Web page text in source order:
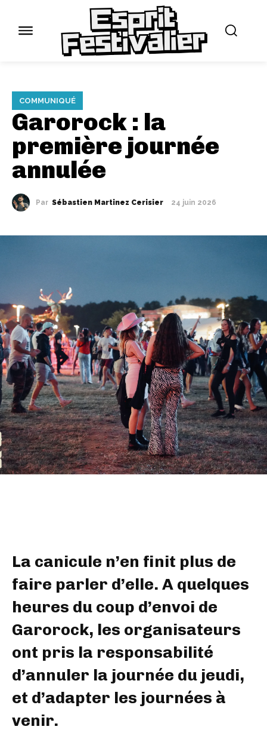
COMMUNIQUÉ
Garorock : la
première journée
annulée
Par Sébastien Martinez Cerisier 24 juin 2026
La canicule n’en finit plus de
faire parler d’elle. A quelques
heures du coup d’envoi de
Garorock, les organisateurs
ont pris la responsabilité
d’annuler la journée du jeudi,
et d’adapter les journées à
venir.